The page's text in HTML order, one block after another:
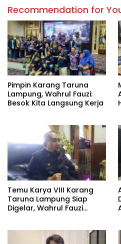
Recommendation for
Pimpin Karang Taruna
Lampung, Wahrul Fauzi:
Besok Kita Langsung Kerja
Temu Karya VIII Karang
Taruna Lampung Siap
Digelar, Wahrul Fauzi